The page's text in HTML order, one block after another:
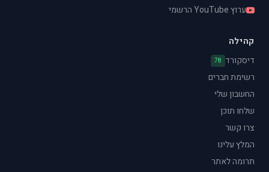
ערוץ YouTube הרשמי
קהילה
דיסקורד 78
רשימת חברים
החשבון שלי
שלחו תוכן
צרו קשר
המלץ עלינו
תרומה לאתר